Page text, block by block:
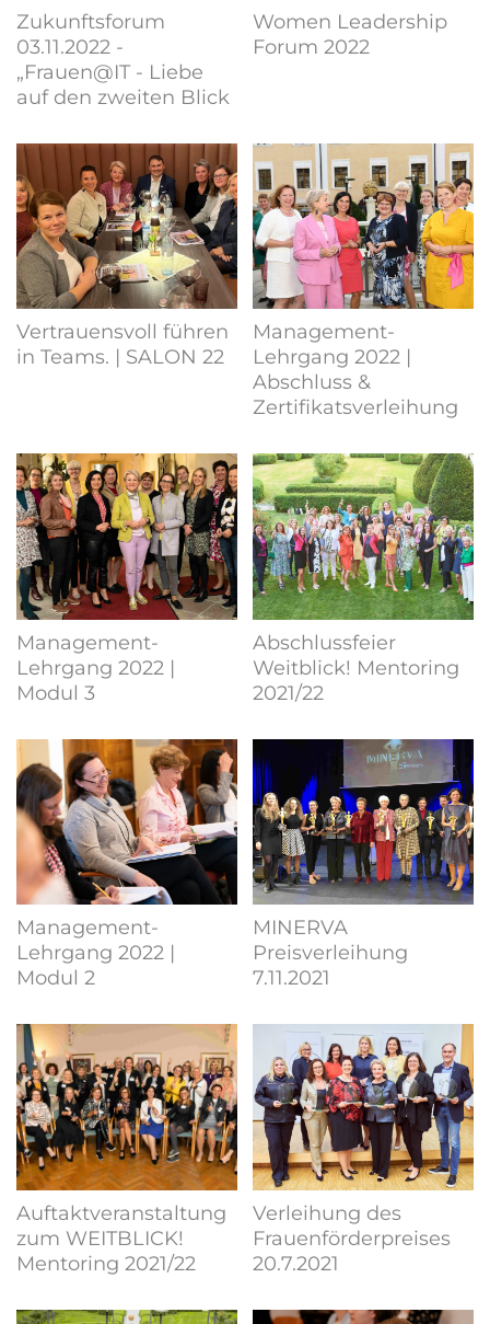
Zukunftsforum
03.11.2022 -
„Frauen@IT - Liebe
auf den zweiten Blick
Women Leadership
Forum 2022
Vertrauensvoll führen
in Teams. | SALON 22
Management-
Lehrgang 2022 |
Abschluss &
Zertifikatsverleihung
Management-
Lehrgang 2022 |
Modul 3
Abschlussfeier
Weitblick! Mentoring
2021/22
Management-
Lehrgang 2022 |
Modul 2
MINERVA
Preisverleihung
7.11.2021
Auftaktveranstaltung
zum WEITBLICK!
Mentoring 2021/22
Verleihung des
Frauenförderpreises
20.7.2021